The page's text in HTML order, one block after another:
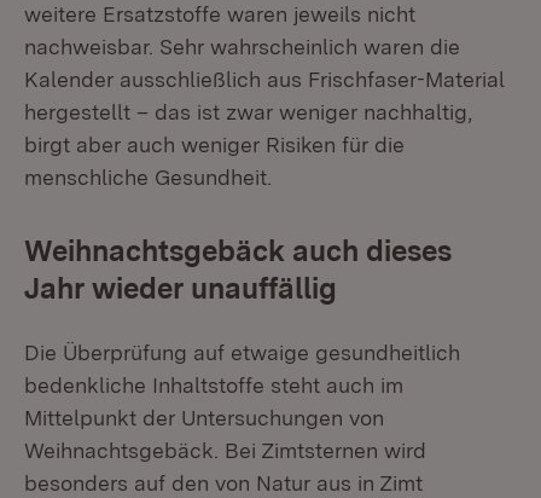
weitere Ersatzstoffe waren jeweils nicht
nachweisbar. Sehr wahrscheinlich waren die
Kalender ausschließlich aus Frischfaser-Material
hergestellt – das ist zwar weniger nachhaltig,
birgt aber auch weniger Risiken für die
menschliche Gesundheit.
Weihnachtsgebäck auch dieses
Jahr wieder unauffällig
Die Überprüfung auf etwaige gesundheitlich
bedenkliche Inhaltstoffe steht auch im
Mittelpunkt der Untersuchungen von
Weihnachtsgebäck. Bei Zimtsternen wird
besonders auf den von Natur aus in Zimt